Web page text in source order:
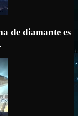
de diamante es